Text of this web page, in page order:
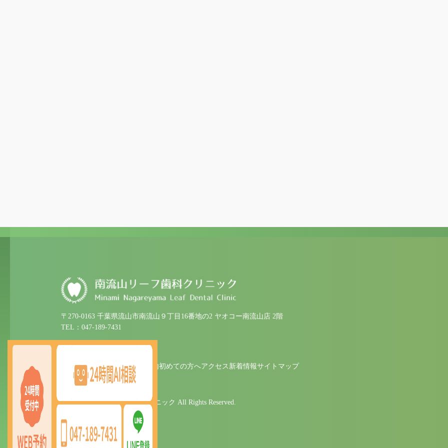
〒270-0163 千葉県流山市南流山９丁目16番地の2 ヤオコー南流山店 2階
TEL：047-189-7431
ホームクリニック紹介診療案内初めての方へアクセス 新着情報サイトマップ
© 2025 南流山リーフ歯科クリニック All Rights Reserved.